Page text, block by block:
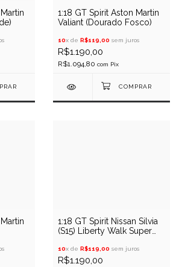
1:18 GT Spirit Aston Martin
Valiant (Dourado Fosco)
10x de R$119,00 sem juros
R$1.190,00
R$1.094,80 com Pix
1:18 GT Spirit Nissan Silvia
(S15) Liberty Walk Super
10x de R$119,00 sem juros
R$1.190,00